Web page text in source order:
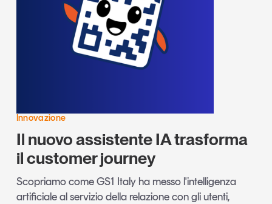
Innovazione
Il nuovo assistente IA trasforma
il customer journey
Scopriamo come GS1 Italy ha messo l'intelligenza
artificiale al servizio della relazione con gli utenti,